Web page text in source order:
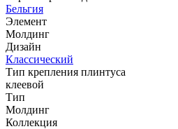
Бельгия
Элемент
Молдинг
Дизайн
Классический
Тип крепления плинтуса
клеевой
Тип
Молдинг
Коллекция